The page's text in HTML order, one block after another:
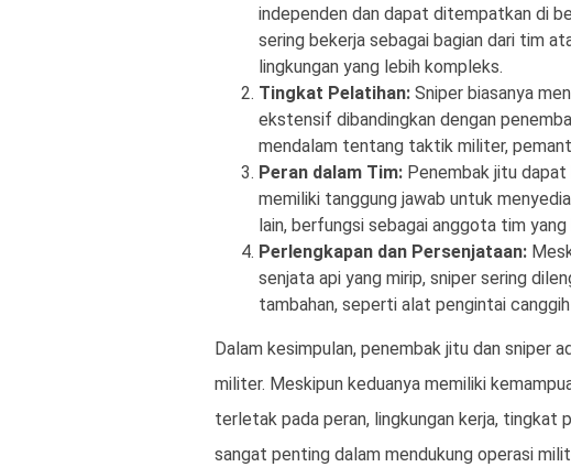
independen dan dapat ditempatkan di
sering bekerja sebagai bagian dari tim
lingkungan yang lebih kompleks.
Tingkat Pelatihan: Sniper biasanya
ekstensif dibandingkan dengan
mendalam tentang taktik militer,
Peran dalam Tim: Penembak jitu
memiliki tanggung jawab untuk
lain, berfungsi sebagai anggota tim
Perlengkapan dan Persenjataan:
senjata api yang mirip, sniper sering
tambahan, seperti alat pengintai
Dalam kesimpulan, penembak jitu dan sniper
militer. Meskipun keduanya memiliki
terletak pada peran, lingkungan kerja, tingkat
sangat penting dalam mendukung operasi